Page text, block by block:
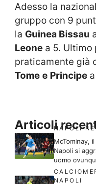
Adesso la
gruppo con 9
la Guinea Bissau
Leone a 5. Ultimo
praticamente già
Tome e Principe
ArticoliNAPOLI
McTominay,
Napoli si
uomo
NAPOLI